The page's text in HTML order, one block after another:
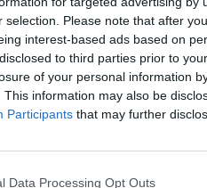
selection. Please note that after
interest-based ads based on
to third parties prior to
of your personal information
This information may also be
Participants that may further
Data Processing Opt Outs
* Les prix incluent la TVA
* Les prix incluent les droits
Description Info
Les androïdes font
robots en tôle dorée